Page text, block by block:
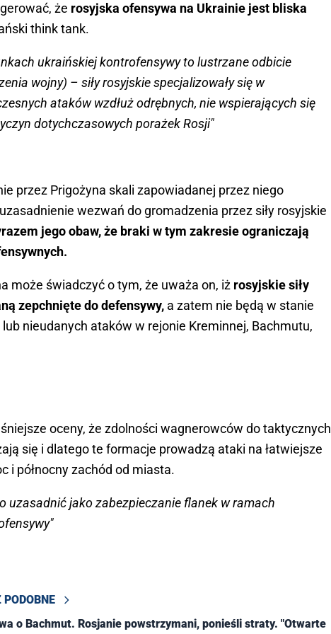
że rosyjska ofensywa na Ukrainie jest bliska
think tank.
ukraińskiej kontrofensywy to lustrzane odbicie
wojny) – siły rosyjskie specjalizowały się w
ataków wzdłuż odrębnych, nie wspierających się
dotychczasowych porażek Rosji"
przez Prigożyna skali zapowiadanej przez niego
wezwań do gromadzenia przez siły rosyjskie
jego obaw, że braki w tym zakresie ograniczają
może świadczyć o tym, że uważa on, iż rosyjskie siły
zepchnięte do defensywy, a zatem nie będą w stanie
nieudanych ataków w rejonie Kreminnej, Bachmutu,
oceny, że zdolności wagnerowców do taktycznych
się i dlatego te formacje prowadzą ataki na łatwiejsze
i północny zachód od miasta.
uzasadnić jako zabezpieczanie flanek w ramach
o Bachmut. Rosjanie powstrzymani, ponieśli straty. "Otwarte